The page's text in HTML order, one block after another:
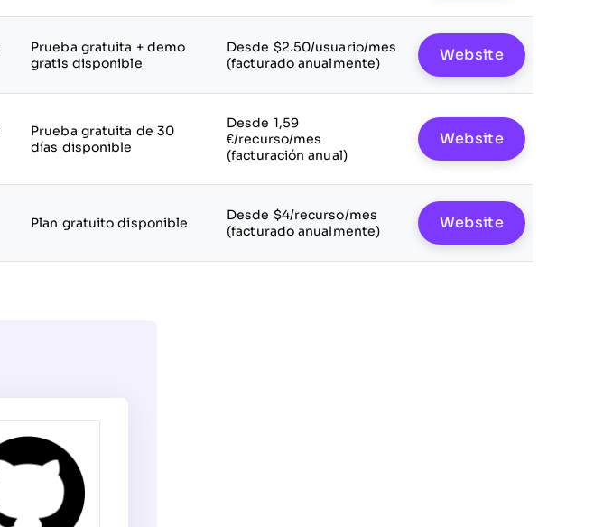
Prueba gratuita + demo
gratis disponible
Desde $2.50/usuario/mes
(facturado anualmente)
Website
Prueba gratuita de 30
días disponible
Desde 1,59
€/recurso/mes
(facturación anual)
Website
Plan gratuito disponible
Desde $4/recurso/mes
(facturado anualmente)
Website